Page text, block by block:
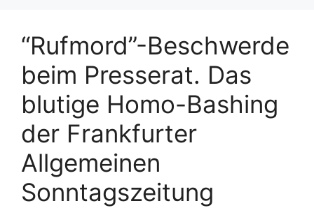
“Rufmord”-Beschwerde
beim Presserat. Das
blutige Homo-Bashing
der Frankfurter
Allgemeinen
Sonntagszeitung